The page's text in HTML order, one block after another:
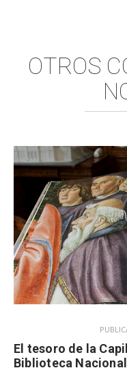
OTROS
El tesoro de la
Biblioteca Nacional